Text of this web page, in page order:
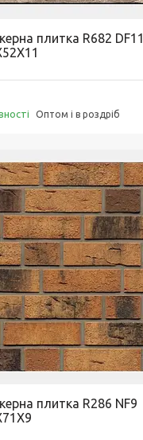
плитка R682 DF11
Оптом і в роздріб
плитка R286 NF9